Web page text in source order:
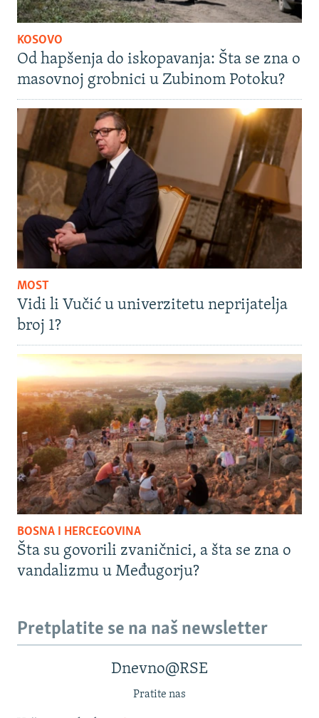
KOSOVO
Od hapšenja do iskopavanja: Šta se zna o
masovnoj grobnici u Zubinom Potoku?
MOST
Vidi li Vučić u univerzitetu neprijatelja
broj 1?
BOSNA I HERCEGOVINA
Šta su govorili zvaničnici, a šta se zna o
vandalizmu u Međugorju?
Pretplatite se na naš newsletter
Dnevno@RSE
Pratite nas